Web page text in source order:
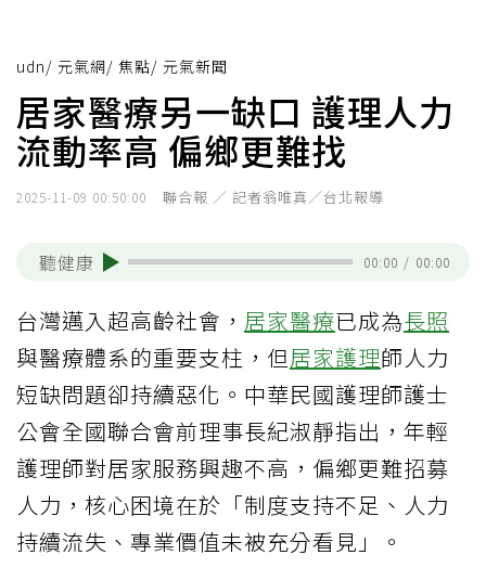
udn/ 元氣網/ 焦點/ 元氣新聞
居家醫療另一缺口 護理人力
流動率高 偏鄉更難找
2025-11-09 00:50:00 聯合報 ／ 記者翁唯真／台北報導
聽健康 00:00 / 00:00
台灣邁入超高齡社會， 居家醫療已成為長照
與醫療體系的重要支柱，但居家護理師人力
短缺問題卻持續惡化。中華民國護理師護士
公會全國聯合會前理事長紀淑靜指出，年輕
護理師對居家服務興趣不高，偏鄉更難招募
人力，核心困境在於「制度支持不足、人力
持續流失、專業價值未被充分看見」。